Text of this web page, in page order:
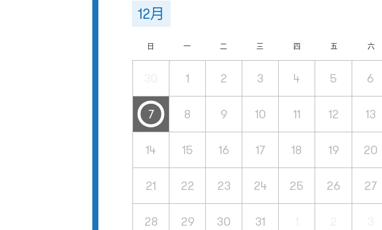
12月
日 一 二 三 四 五 六
1 2 3 4 5 6
7 8 9 10 11 12 13
14 15 16 17 18 19 20
21 22 23 24 25 26 27
28 29 30 31